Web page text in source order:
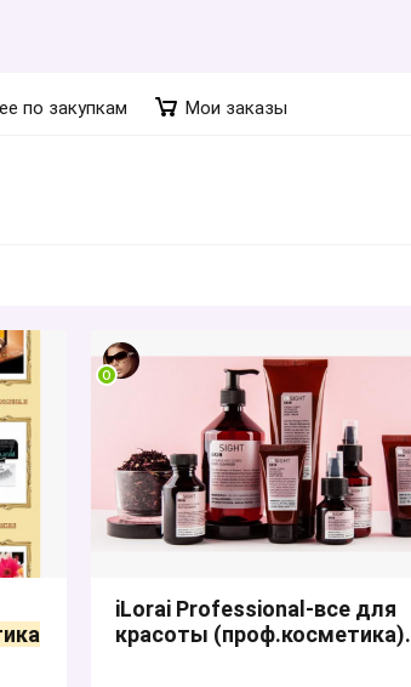
по закупкам Мои заказы
iLorai Professional-все для
красоты (проф.косметика).